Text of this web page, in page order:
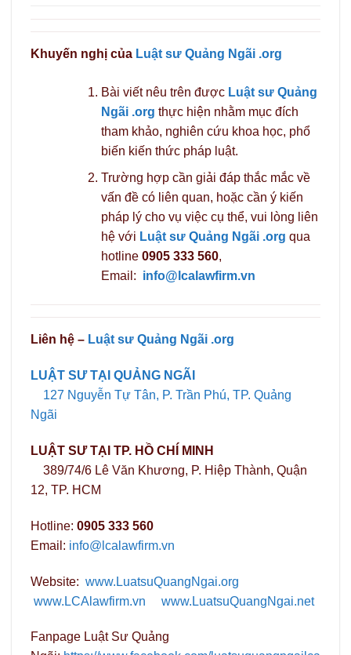
Khuyến nghị của Luật sư Quảng Ngãi .org
Bài viết nêu trên được Luật sư Quảng
Ngãi .org thực hiện nhằm mục đích
tham khảo, nghiên cứu khoa học, phổ
biến kiến thức pháp luật.
Trường hợp cần giải đáp thắc mắc về
vấn đề có liên quan, hoặc cần ý kiến
pháp lý cho vụ việc cụ thể, vui lòng liên
hệ với Luật sư Quảng Ngãi .org qua
hotline 0905 333 560,
Email: info@lcalawfirm.vn
Liên hệ – Luật sư Quảng Ngãi .org
LUẬT SƯ TẠI QUẢNG NGÃI
127 Nguyễn Tự Tân, P. Trần Phú, TP. Quảng
Ngãi
LUẬT SƯ TẠI TP. HỒ CHÍ MINH
389/74/6 Lê Văn Khương, P. Hiệp Thành, Quận
12, TP. HCM
Hotline: 0905 333 560
Email: info@lcalawfirm.vn
Website: www.LuatsuQuangNgai.org
www.LCAlawfirm.vn
www.LuatsuQuangNgai.net
Fanpage Luật Sư Quảng